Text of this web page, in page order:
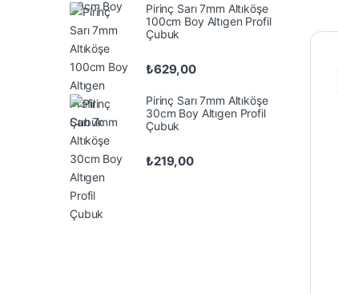
Pirinç Sarı 7mm Altıköşe
100cm Boy Altıgen Profil
Çubuk
₺629,00
Pirinç Sarı 7mm Altıköşe
30cm Boy Altıgen Profil
Çubuk
₺219,00